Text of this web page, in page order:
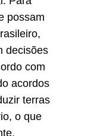
possam
decisões
com
acordos
terras
o que